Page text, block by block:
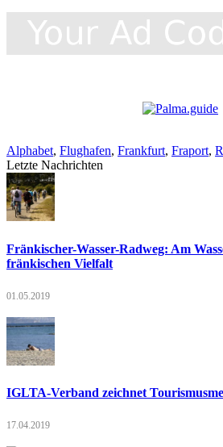
Alphabet, Flughafen, Frankfurt, Fraport,
Letzte Nachrichten
Fränkischer-Wasser-Radweg: Am
fränkischen Vielfalt
01.05.2019
IGLTA-Verband zeichnet
17.04.2019